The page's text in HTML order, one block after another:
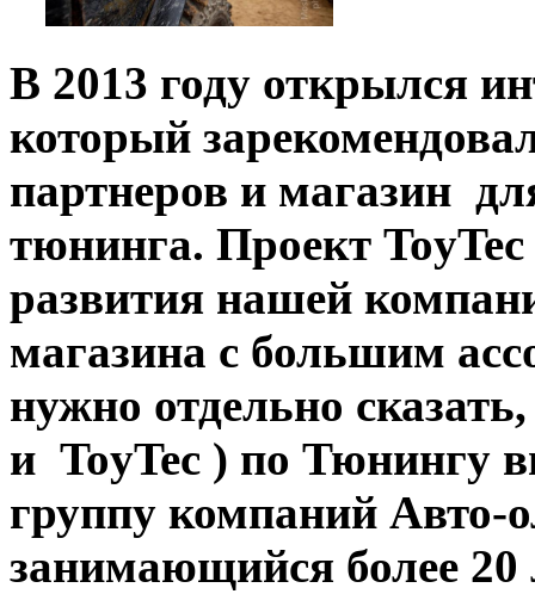
В 2013 году открылся
который
партнеров и магазин
тюнинга. Проект
развития нашей
магазина с большим
нужно отдельно
и ToyTec ) по Тюнингу
группу компаний Авто-
занимающийся более 20